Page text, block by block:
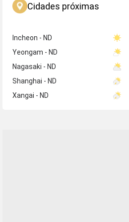
Cidades próximas
Incheon - ND
Yeongam - ND
Nagasaki - ND
Shanghai - ND
Xangai - ND